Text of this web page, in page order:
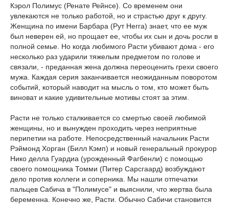
Кэрол Полимус (Ренате Рейнсе). Со временем они
увлекаются не только работой, но и страстью друг к другу.
Женщина по имени Барбара (Рут Негга) знает, что ее муж
был неверен ей, но прощает ее, чтобы их сын и дочь росли в
полной семье. Но когда любимого Расти убивают дома - его
несколько раз ударили тяжелым предметом по голове и
связали, - преданная жена должна переоценить грехи своего
мужа. Каждая серия заканчивается неожиданным поворотом
событий, который наводит на мысль о том, кто может быть
виноват и какие удивительные мотивы стоят за этим.
Расти не только сталкивается со смертью своей любимой
женщины, но и вынужден проходить через неприятные
перипетии на работе. Непосредственный начальник Расти
Рэймонд Хорган (Билл Кэмп) и новый генеральный прокурор
Нико делла Гуардиа (урожденный Фагбенли) с помощью
своего помощника Томми (Питер Сарсгаард) возбуждают
дело против коллеги и соперника. Мы нашли отпечатки
пальцев Сабича в "Полимусе" и выяснили, что жертва была
беременна. Конечно же, Расти. Обычно Сабичи становится